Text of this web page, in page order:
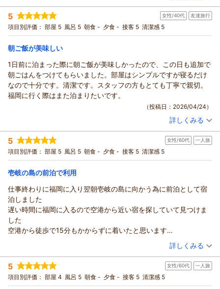
も温かな気持ちになりました。
館内の清潔さや静かな環境、朝食の内容、スタッフの対応な
ど、多くの点でご満足いただけたとのことは、私たちにとって
何よりの励みです。
特に大浴場で1日の疲れを癒していただけたこと、そして再び当
また、食堂内のテレビ設置についてのご提案もありがとうござ
います。
お客様の声は、より良い空間づくりの大切なヒントとなります
ので、今後の検討課題としてしっかりと受け止めさせていただ
次回空港をご利用の際にも、変わらぬ心地よさを感じていただ
温かいお言葉を本当にありがとうございました。
次回のご滞在では、より快適にお過ごしいただけるよう、何か
ご希望があればお気軽にお知らせください。
これからもできるだけ利用したいと思います。
宿泊時期： 2026年04月宿泊 (出張)
投稿者： なるさん
宿泊プラン： 【ポイント10％】朝食付きプラン シェフ厳選 一押し和洋食
ビュッフェ
シングル 朝のみ
宿泊価格帯： 21,001～22,000円(大人一人あたり/税込)
ホテルフロントイン福岡空港からの返信
ありがとうございます。長くご利用いただいているとのこと、
とてもありがたく拝見しました。
朝食やフロントの対応、大浴場まで気に入っていただけている
ようで安心しております。お時間のあるときにゆっくり浸かっ
大浴場の時計についてのご意見もありがとうございます。ロッ
カー付近のみでの設置となっており、ご不便をおかけしまし
た。夜遅い時間帯のご利用だと特に気になられる点かと思いま
すので、今後の改善の参考にさせていただきます。
これからも快適にお過ごしいただけるよう努めてまいります。
大浴場設備 や 館内サービス に関するご意見も、引き続き大切
に受け止めてまいります。
（返信日：2026/05/09）
5 女性/40代 友達旅行
項目別評価： 部屋 5 風呂 5 朝食 - 夕食 - 接客 5 清潔感 5
朝ご飯が美味しい
1日前に泊まった際に朝ご飯が美味しかったので、この日も追加で
朝ごはんをつけてもらいました。部屋はシンプルですが寝るだけ
なので十分です。清潔です。スタッフの方もとても丁寧で親切。
福岡に行く際はまた泊まりたいです。
（投稿日：2026/04/24）
投稿者： fyさん(女性/40代)
宿泊プラン： 【ポイント10％】素泊りプラン 食事なし
宿泊価格帯： 8,001～9,000円(大人一人あたり/税込)
ホテルフロントイン福岡空港からの返信
ご宿泊の感想をお寄せいただき、心よりうれしく拝見しまし
た。
朝ごはんを気に入ってくださり、続けてご利用いただけたこと
は、私たちにとって大きな励みです。お部屋の清潔さやスタッ
フの対応についても温かいお言葉をいただき、重ねてお礼申し
上げます。
福岡へお越しの際にまた思い出していただける存在であり続け
られるよう、これからも心地よい滞在をお届けしてまいりま
す。
またお迎えできる日を楽しみにしております。
詳しくみる
5 女性/60代 一人旅
項目別評価： 部屋 5 風呂 5 朝食 - 夕食 - 接客 5 清潔感 5
壱岐の島の前泊で利用
仕事終わりに福岡に入り翌朝壱岐の島に向かう為に前泊として宿
泊しました
遅い時間に福岡に入るので空港から近い宿を探していて見つけま
した
空港から徒歩で15分もかからずに着いたと思います
ホテルは清潔で大浴場が広くとてもリラックス出来ました
スタッフさんも親切で助かりました
チェックアウト後ホテルの送迎バスで空港まで送って頂けました
今後、福岡空港利用の際は定宿にしたいです
（投稿日：2026/04/20）
宿泊時期： 2026年04月宿泊 (一人旅)
投稿者： リツエさん
宿泊プラン： 【福岡空港ご利用の方限定】 素泊りプラン
食事なし
詳しくみる
5 女性/60代 一人旅
項目別評価： 部屋 4 風呂 5 朝食 - 夕食 - 接客 5 清潔感 5